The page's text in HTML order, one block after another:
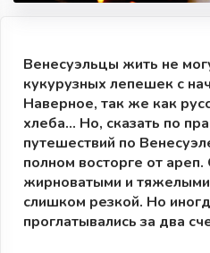
Венесуэльцы жить не
кукурузных лепешек с
Наверное, так же как
хлеба... Но, сказать по
путешествий по
полном восторге от
жирноватыми и
слишком резкой. Но
проглатывались за два